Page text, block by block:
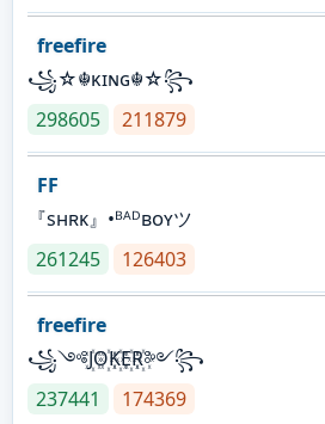
freefire
꧁☆☬κɪɴɢ☬☆꧂
298605
211879
FF
『sʜʀᴋ』•ᴮᴬᴰʙᴏʏツ
261245
126403
freefire
꧁༺J꙰O꙰K꙰E꙰R꙰༻꧂
237441
174369